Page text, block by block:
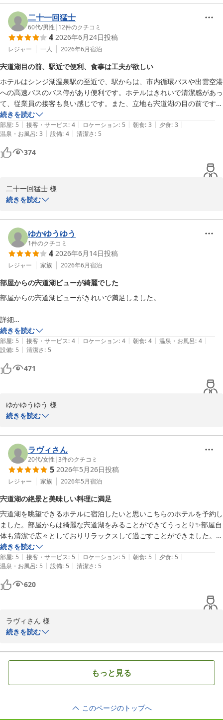
松江しんじ湖温泉 ホテル一畑
2026-07-25
た。
また、お写真の投稿もいただき、重ねて御礼申し上げます。
お食事や眺望、また客室の清掃状況につきまして、ご満足いただけ
たご様子を伺い、大変嬉しく拝読いたしました。当ホテルのビュッ
の言葉をいただけたことは、スタッフ一同何よりの励みでございま
す。
今後も皆様に快適にお過ごしいただけるよう、スタッフ一同努めて
まいりますので、また松江へお越しの際は、ぜひ当館をご利用いた
だけますと幸いでございます。
お客様のまたのお越しを、スタッフ一同心よりお待ち申し上げてお
ります。
担当　梶谷
松江しんじ湖温泉 ホテル一畑
2026-07-06
二十一回猛士
60代/男性 | 12件のクチコミ
4 2026年6月24日投稿
レジャー 一人 2026年6月宿泊
宍道湖目の前、駅近で便利、食事は工夫が欲しい
ホテルはシンジ湖温泉駅の至近で、駅からは、市内循環バスや出雲空港
への高速バスのバス停があり便利です。ホテルはきれいで清潔感があっ
て、従業員の接客も良い感じです。また、立地も宍道湖の目の前です。
食事はバイキングでしたが、泊まった2日間のメニューはほぼ同じでし
た。もう少し工夫があって、楽しめると良いと思います。
お風呂の時間が朝、6時からでしたが、5時からやっていただけると、
朝のバイキング開始までに余裕ができるので、5時から入れると良いで
す。また、 個人的には、露天風呂があると満足度高まると思いまし
続きを読む
部屋: 5 | 接客・サービス: 4 | ロケーション: 5 | 朝食: 3 | 夕食: 3 |
温泉・お風呂: 3 | 設備: 4 | 清潔さ: 5
374
二十一回猛士 様
だき、誠にありがとうございます。
駅近くの立地や清潔感、従業員の接客、宍道湖の前のロケーション
をお褒めいただき、大変嬉しく拝読いたしました。
だき、ご期待に沿うことができず大変申し訳ございませんでした。
貴重なご意見として今後のメニュー開発の参考とさせていただきま
また、朝6時からの入浴時間については、朝の時間を有効に使って
いただけるよう、検討課題として承ります。露天風呂の導入につい
てもご提案として受け止め、検討を進めてまいります。
これからも皆様にご満足いただけるお食事と快適な滞在をご提供で
きますよう努めてまいりますので、また機会がございましたらぜひ
ご投稿有難うございます。
松江しんじ湖温泉 ホテル一畑
2026-06-30
続きを読む
ゆかゆうゆう
1件のクチコミ
4 2026年6月14日投稿
レジャー 家族 2026年6月宿泊
部屋からの宍道湖ビューが綺麗でした
部屋からの宍道湖ビューがきれいで満足しました。
詳細
朝食は想定どおりでふつうに美味しいです。
大浴場はビジネスホテルにあるようなタイプです。
部屋のお風呂はバストイレ別でバスタブがあってきれいです。
トイレもきれいで外国のホテルの良い匂いがしました。
設備は十分、ネット付きの大きいテレビ、寝心地よいベッドです（宍道
湖を眺める窓際の椅子の座り心地がもう少しよければ最高です。）。
ロケーションについて、松江しんじ湖温泉駅は目の前ですが、飲食店や
コンビニは近くありませんので（駅ナカに短時間営業の小さなヤマザキ
続きを読む
部屋: 5 | 接客・サービス: 4 | ロケーション: 4 | 朝食: 4 | 温泉・お風呂: 4 |
設備: 5 | 清潔さ: 5
471
ゆかゆうゆう 様
この度はホテル一畑をご利用いただき、また詳細なご感想をお寄せ
お部屋からの宍道湖の景色にご満足いただけたとのこと、大変嬉し
く存じます。当館自慢のロケーションをお楽しみいただけたご様子
を拝読し、何よりでございます。
ラルウォーターやドルチェグストのサービスにつきましてもお褒め
のお言葉をいただき、ありがとうございます。快適にお過ごしいた
だけたことを大変嬉しく思います。
朝食につきましても美味しくお召し上がりいただけたとのこと、安
心いたしました。
一方で、窓際の椅子の座り心地につきましては貴重なご意見をあり
がとうございます。今後の客室環境向上の参考とさせていただきま
また、周辺環境につきましても率直なご感想をお寄せいただき感謝
申し上げます。当館は松江しんじ湖温泉駅の目の前に位置し、観光
後のご案内の参考にさせていただきます。
続きを読む
ラヴィさん
20代/女性 |3件のクチコミ
5 2026年5月26日投稿
レジャー 家族 2026年5月宿泊
宍道湖の絶景と美味しい料理に満足
宍道湖を眺望できるホテルに宿泊したいと思いこちらのホテルを予約し
ました。部屋からは綺麗な宍道湖をみることができてうっとり✨部屋自
体も清潔で広々としておりリラックスして過ごすことができました。バ
イキングもどれも手の込んだ料理で美味しかったです。次回島根観光し
た時は宿泊させていただきます。
続きを読む
部屋: 5 | 接客・サービス: 5 | ロケーション: 5 | 朝食: 5 | 夕食: 5 |
温泉・お風呂: 5 | 設備: 5 | 清潔さ: 5
620
ラヴィさん 様
お部屋からの宍道湖の景色や、清潔で広々とした空間でゆっくりお
過ごしいただけたこと、またバイキングもお気に召していただけた
とのこと、数々の温かいお言葉に大変嬉しく拝読いたしました。
次回の島根訪問の際も、ぜひまたお越しいただけますと幸いでござ
続きを読む
もっと見る
このページのトップへ